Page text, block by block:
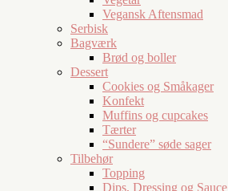
Vegansk Aftensmad
Serbisk
Bagværk
Brød og boller
Dessert
Cookies og Småkager
Konfekt
Muffins og cupcakes
Tærter
“Sundere” søde sager
Tilbehør
Topping
Dips, Dressing og Sauce